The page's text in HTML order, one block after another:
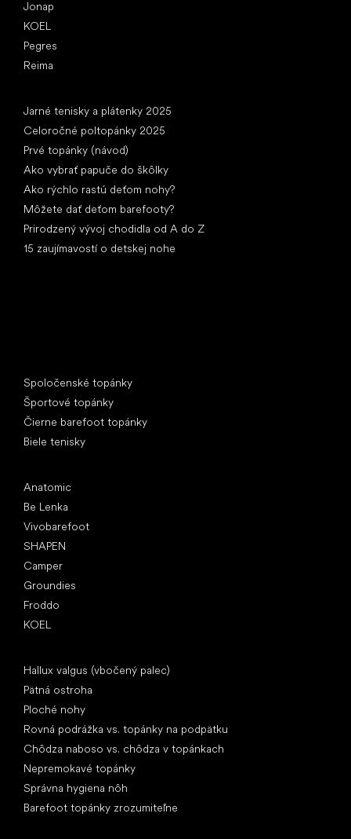
Jonap
KOEL
Pegres
Reima
Jarné tenisky a plátenky 2025
Celoročné poltopánky 2025
Prvé topánky (návod)
Ako vybrať papuče do škôlky
Ako rýchlo rastú deťom nohy?
Môžete dať deťom barefooty?
Prirodzený vývoj chodidla od A do Z
15 zaujímavostí o detskej nohe
Spoločenské topánky
Športové topánky
Čierne barefoot topánky
Biele tenisky
Anatomic
Be Lenka
Vivobarefoot
SHAPEN
Camper
Groundies
Froddo
KOEL
Hallux valgus (vbočený palec)
Pätná ostroha
Ploché nohy
Rovná podrážka vs. topánky na podpätku
Chôdza naboso vs. chôdza v topánkach
Nepremokavé topánky
Správna hygiena nôh
Barefoot topánky zrozumiteľne